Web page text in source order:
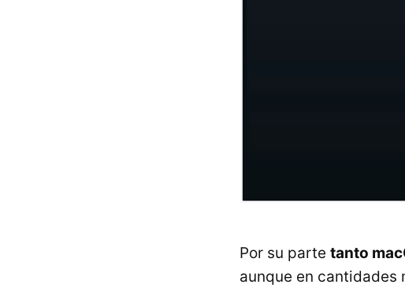
Por su parte tanto
aunque en cantidades